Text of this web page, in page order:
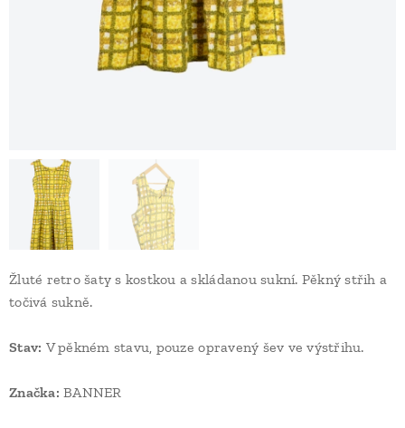
Žluté retro šaty s kostkou a skládanou sukní. Pěkný střih a
točivá sukně.
Stav: V pěkném stavu, pouze opravený šev ve výstřihu.
Značka: BANNER